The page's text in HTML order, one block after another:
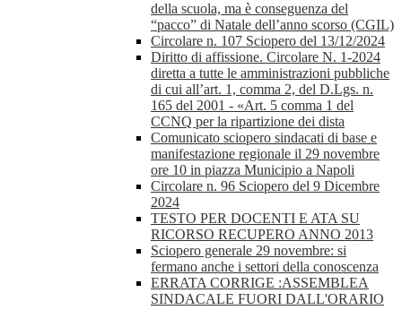
della scuola, ma è conseguenza del
“pacco” di Natale dell’anno scorso (CGIL)
Circolare n. 107 Sciopero del 13/12/2024
Diritto di affissione. Circolare N. 1-2024
diretta a tutte le amministrazioni pubbliche
di cui all’art. 1, comma 2, del D.Lgs. n.
165 del 2001 - «Art. 5 comma 1 del
CCNQ per la ripartizione dei dista
Comunicato sciopero sindacati di base e
manifestazione regionale il 29 novembre
ore 10 in piazza Municipio a Napoli
Circolare n. 96 Sciopero del 9 Dicembre
2024
TESTO PER DOCENTI E ATA SU
RICORSO RECUPERO ANNO 2013
Sciopero generale 29 novembre: si
fermano anche i settori della conoscenza
ERRATA CORRIGE :ASSEMBLEA
SINDACALE FUORI DALL'ORARIO